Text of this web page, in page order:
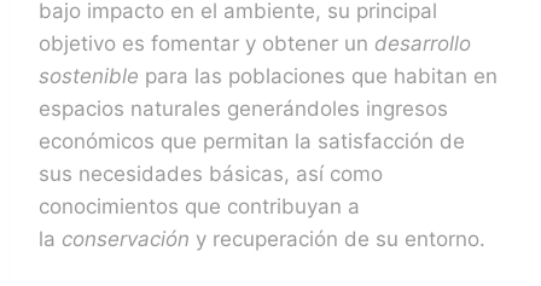
bajo impacto en el ambiente, su principal
objetivo es fomentar y obtener un desarrollo
sostenible para las poblaciones que habitan en
espacios naturales generándoles ingresos
económicos que permitan la satisfacción de
sus necesidades básicas, así como
conocimientos que contribuyan a
la conservación y recuperación de su entorno.